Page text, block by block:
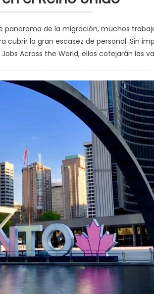
de la migración, muchos
cubrir la gran escasez de personal. Sin
Across the World, ellos cotejarán las